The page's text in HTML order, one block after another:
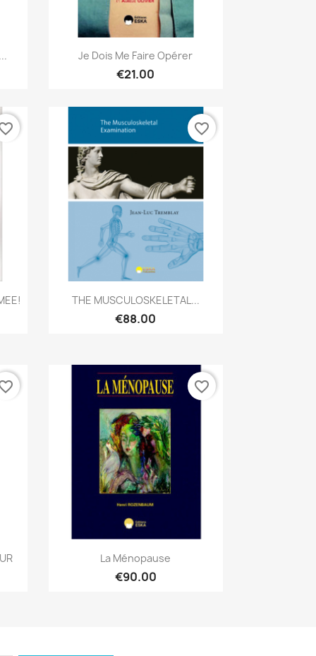
 Quick view
Je Dois Me Faire Opérer
€21.00
Quick view
THE MUSCULOSKELETAL...
€88.00
favorite_border
Quick view
La Ménopause
€90.00
favorite_border